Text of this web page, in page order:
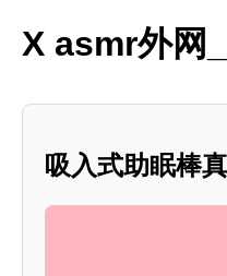
X asmr外网
吸入式助眠棒